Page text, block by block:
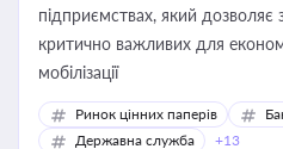
підприємствах, який дозволяє
критично важливих для
мобілізації
Ринок цінних паперів
Державна служба
+13